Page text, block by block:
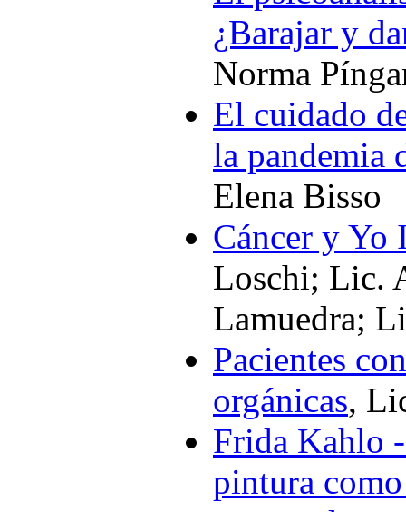
¿Barajar y
Norma
El cuidado
la pandemia
Elena Bisso
Cáncer y Yo
Loschi; Lic.
Lamuedra;
Pacientes
orgánicas,
Frida Kahlo
pintura